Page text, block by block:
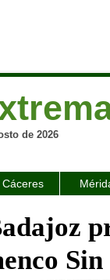
de 2026
Cáceres